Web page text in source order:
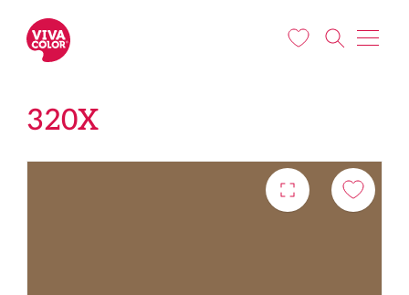
320X